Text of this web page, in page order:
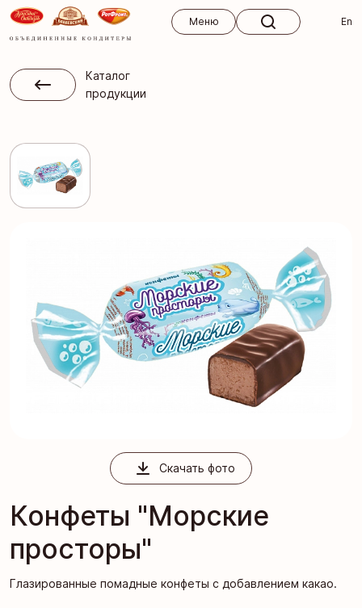
Меню
En
Каталог
продукции
Скачать фото
Конфеты "Морские
просторы"
Глазированные помадные конфеты с добавлением какао.